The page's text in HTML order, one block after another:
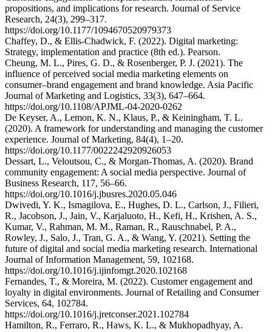
propositions, and implications for research. Journal of Service
Research, 24(3), 299–317.
https://doi.org/10.1177/1094670520979373
Chaffey, D., & Ellis-Chadwick, F. (2022). Digital marketing:
Strategy, implementation and practice (8th ed.). Pearson.
Cheung, M. L., Pires, G. D., & Rosenberger, P. J. (2021). The
influence of perceived social media marketing elements on
consumer–brand engagement and brand knowledge. Asia Pacific
Journal of Marketing and Logistics, 33(3), 647–664.
https://doi.org/10.1108/APJML-04-2020-0262
De Keyser, A., Lemon, K. N., Klaus, P., & Keiningham, T. L.
(2020). A framework for understanding and managing the customer
experience. Journal of Marketing, 84(4), 1–20.
https://doi.org/10.1177/0022242920926053
Dessart, L., Veloutsou, C., & Morgan-Thomas, A. (2020). Brand
community engagement: A social media perspective. Journal of
Business Research, 117, 56–66.
https://doi.org/10.1016/j.jbusres.2020.05.046
Dwivedi, Y. K., Ismagilova, E., Hughes, D. L., Carlson, J., Filieri,
R., Jacobson, J., Jain, V., Karjaluoto, H., Kefi, H., Krishen, A. S.,
Kumar, V., Rahman, M. M., Raman, R., Rauschnabel, P. A.,
Rowley, J., Salo, J., Tran, G. A., & Wang, Y. (2021). Setting the
future of digital and social media marketing research. International
Journal of Information Management, 59, 102168.
https://doi.org/10.1016/j.ijinfomgt.2020.102168
Fernandes, T., & Moreira, M. (2022). Customer engagement and
loyalty in digital environments. Journal of Retailing and Consumer
Services, 64, 102784.
https://doi.org/10.1016/j.jretconser.2021.102784
Hamilton, R., Ferraro, R., Haws, K. L., & Mukhopadhyay, A.